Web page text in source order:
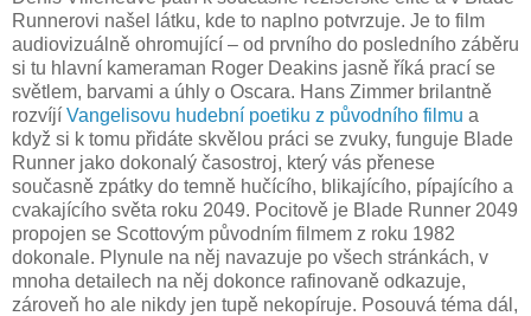
Runnerovi našel látku, kde to naplno potvrzuje. Je to film
audiovizuálně ohromující – od prvního do posledního záběru
si tu hlavní kameraman Roger Deakins jasně říká prací se
světlem, barvami a úhly o Oscara. Hans Zimmer brilantně
rozvíjí Vangelisovu hudební poetiku z původního filmu a
když si k tomu přidáte skvělou práci se zvuky, funguje Blade
Runner jako dokonalý časostroj, který vás přenese
současně zpátky do temně hučícího, blikajícího, pípajícího a
cvakajícího světa roku 2049. Pocitově je Blade Runner 2049
propojen se Scottovým původním filmem z roku 1982
dokonale. Plynule na něj navazuje po všech stránkách, v
mnoha detailech na něj dokonce rafinovaně odkazuje,
zároveň ho ale nikdy jen tupě nekopíruje. Posouvá téma dál,